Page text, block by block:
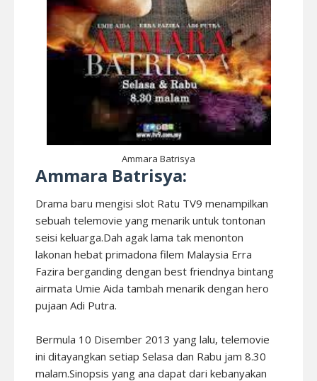
Ammara Batrisya
Ammara Batrisya:
Drama baru mengisi slot Ratu TV9 menampilkan
sebuah telemovie yang menarik untuk tontonan
seisi keluarga.Dah agak lama tak menonton
lakonan hebat primadona filem Malaysia Erra
Fazira berganding dengan best friendnya bintang
airmata Umie Aida tambah menarik dengan hero
pujaan Adi Putra.
Bermula 10 Disember 2013 yang lalu, telemovie
ini ditayangkan setiap Selasa dan Rabu jam 8.30
malam.Sinopsis yang ana dapat dari kebanyakan